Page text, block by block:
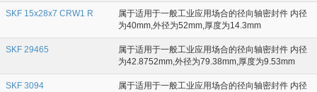
SKF 15x28x7 CRW1 R
属于适用于一般工业应用场合的径向轴密封件 内径
为40mm,外径为52mm,厚度为14.3mm
SKF 29465
属于适用于一般工业应用场合的径向轴密封件 内径
为42.8752mm,外径为79.38mm,厚度为9.53mm
SKF 3094
属于适用于一般工业应用场合的径向轴密封件 内径